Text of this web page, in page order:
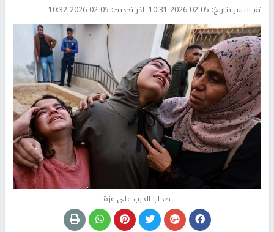
تم النشر بتاريخ: 2026-02-05 10:31 اخر تحديث: 2026-02-05 10:32
ضحايا الحرب على غزة